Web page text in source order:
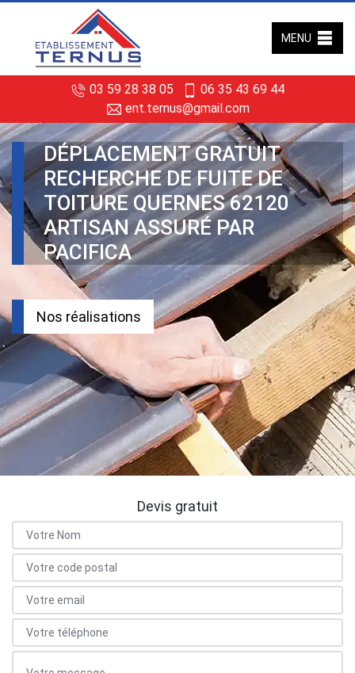
03 59 28 38 05
06 35 43 69 44
ent.ternus@gmail.com
MENU
DÉPLACEMENT GRATUIT
RECHERCHE DE FUITE DE
TOITURE QUERNES 62120
ARTISAN ASSURÉ PAR
PACIFICA
Nos réalisations
Devis gratuit